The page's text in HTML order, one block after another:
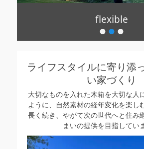
•••
flexible
稿
By
admin
ライフスタイルに寄り添
い家づくり
大切なものを入れた木箱を大切な人
ように、自然素材の経年変化を楽し
長く続き、やがて次の世代へと住み
まいの提供を目指してい